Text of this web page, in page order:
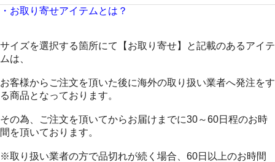
・お取り寄せアイテムとは？
サイズを選択する箇所にて【お取り寄せ】と記載のあるアイテ
ムは、
お客様からご注文を頂いた後に海外の取り扱い業者へ発注をす
る商品となっております。
その為、ご注文を頂いてからお届けまでに30～60日程のお時
間を頂いております。
※取り扱い業者の方で品切れが続く場合、60日以上のお時間